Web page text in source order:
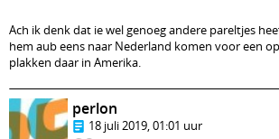
Ach ik denk dat ie wel genoeg andere pareltjes
hem aub eens naar Nederland komen voor een
plakken daar in Amerika.
perlon
18 juli 2019, 01:01 uur